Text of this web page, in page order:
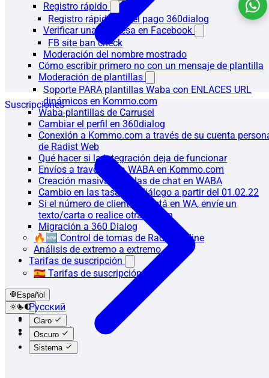
Registro rápido
Registro rápido con el pago 360dialog
Verificar una empresa en Facebook
FB site ban check
Moderación del nombre mostrado
Cómo escribir primero no con un mensaje de plantilla
Moderación de plantillas
Soporte PARA plantillas Waba con ENLACES URL
dinámicos en Kommo.com
Waba-plantillas de Carrusel
Cambiar el perfil en 360dialog
Conexión a Kommo.com a través de su cuenta
de Radist Web
Qué hacer si la integración deja de funcionar
Envíos a través de la WABA en Kommo.com
Creación masiva de salas de chat en WABA
Cambio en las tasas de diálogo a partir del 01.02.22
Si el número de cliente no está en WA, envíe un
texto/carta o realice otra acción
Migración a 360 Dialog
🔥🆕 Control de tomas de Radist.Online
Análisis de extremo a extremo
Tarifas de suscripción
🇪🇸 Tarifas de suscripción
Español
Русский
English
Español
Claro
Oscuro
Sistema
Suscripciones